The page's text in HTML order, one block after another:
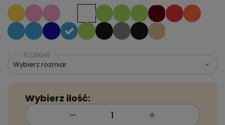
ROZMIAR
Wybierz rozmiar
Wybierz ilość: